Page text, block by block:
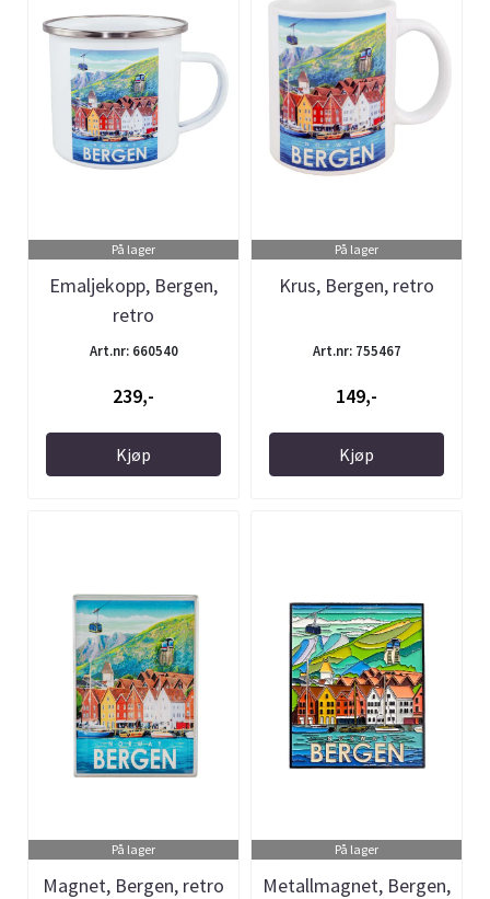
På lager
Emaljekopp, Bergen,
retro
Art.nr: 660540
239,-
Kjøp
På lager
Krus, Bergen, retro
Art.nr: 755467
149,-
Kjøp
På lager
Magnet, Bergen, retro
På lager
Metallmagnet, Bergen,